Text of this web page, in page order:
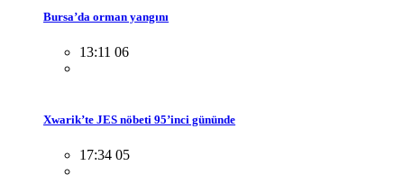
Bursa’da orman yangını
13:11 06
Xwarik’te JES nöbeti 95’inci gününde
17:34 05